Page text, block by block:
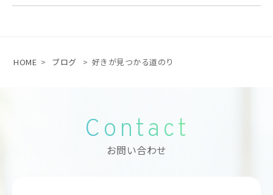
HOME > ブログ > 好きが見つかる道のり
Contact
お問い合わせ